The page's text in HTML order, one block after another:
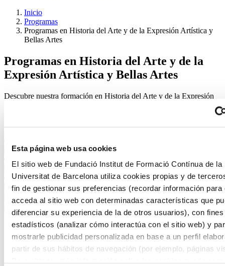
Esta página web usa cookies
El sitio web de Fundació Institut de Formació Contínua de la
Universitat de Barcelona utiliza cookies propias y de
fin de gestionar sus preferencias (recordar información para
acceda al sitio web con determinadas características que
diferenciar su experiencia de la de otros usuarios), con fines
estadísticos (analizar cómo interactúa con el sitio web) y
mostrarle publicidad personalizada en base a un perfil
partir de sus hábitos de navegación (por ejemplo, páginas
Inicio
Programas
Programas en Historia del Arte y de la Expresión Artística y
Bellas Artes
Programas en Historia del Arte y de la
Expresión Artística y Bellas Artes
Descubre nuestra formación en Historia del Arte y de la Expresión
9 resultados filtrados